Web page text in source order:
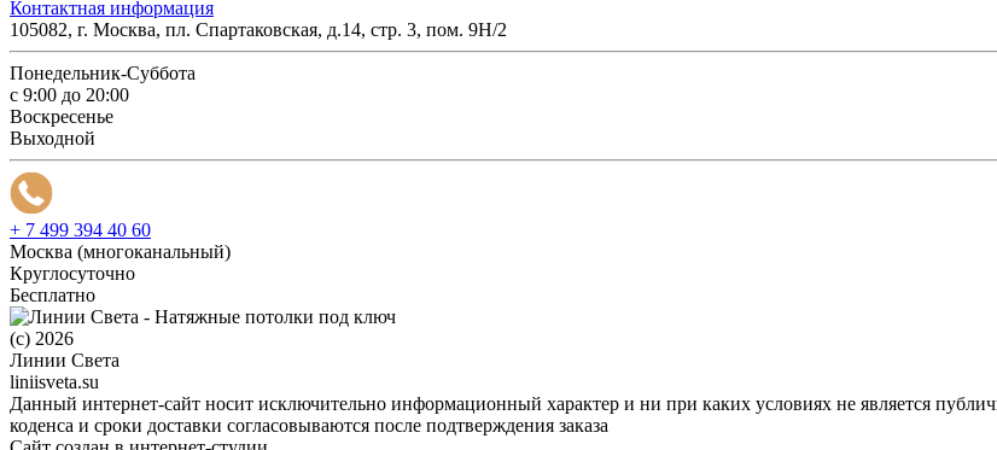
Контактная информация
105082, г. Москва, пл. Спартаковская, д.14, стр. 3, пом. 9Н/2
Понедельник-Суббота
с 9:00 до 20:00
Воскресенье
Выходной
+ 7 499 394 40 60
Москва (многоканальный)
Круглосуточно
Бесплатно
(c) 2026
Линии Света
liniisveta.su
Данный интернет-сайт носит исключительно информационный характер и ни при каких условиях не является
коденса и сроки доставки согласовываются после подтверждения заказа